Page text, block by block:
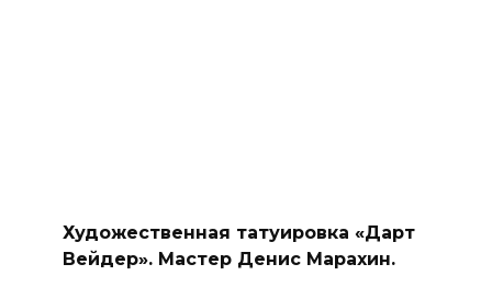
Художественная татуировка «Дарт
Вейдер». Мастер Денис Марахин.